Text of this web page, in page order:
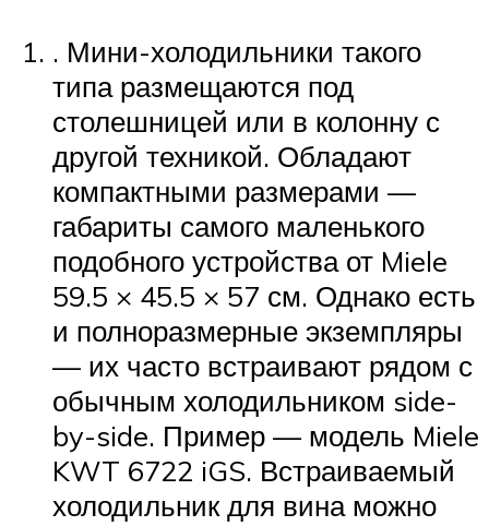
. Мини-холодильники такого
типа размещаются под
столешницей или в колонну с
другой техникой. Обладают
компактными размерами —
габариты самого маленького
подобного устройства от Miele
59.5 × 45.5 × 57 см. Однако есть
и полноразмерные экземпляры
— их часто встраивают рядом с
обычным холодильником side-
by-side. Пример — модель Miele
KWT 6722 iGS. Встраиваемый
холодильник для вина можно